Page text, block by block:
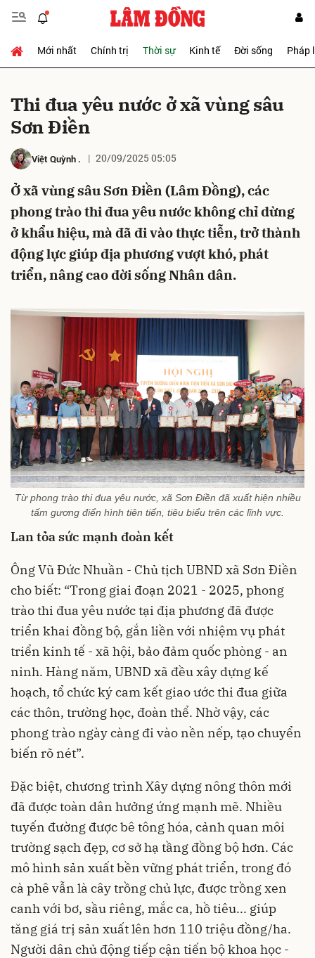
Mới nhất Chính trị Thời sự Kinh tế Đời sống Pháp
Thi đua yêu nước ở xã vùng sâu
Sơn Ðiền
Việt Quỳnh . 20/09/2025 05:05
Ở xã vùng sâu Sơn Điền (Lâm Đồng), các
phong trào thi đua yêu nước không chỉ dừng
ở khẩu hiệu, mà đã đi vào thực tiễn, trở thành
động lực giúp địa phương vượt khó, phát
triển, nâng cao đời sống Nhân dân.
Từ phong trào thi đua yêu nước, xã Sơn Điền đã xuất hiện nhiều
tấm gương điển hình tiên tiến, tiêu biểu trên các lĩnh vực.
Lan tỏa sức mạnh đoàn kết
Ông Vũ Đức Nhuần - Chủ tịch UBND xã Sơn Điền
cho biết: “Trong giai đoạn 2021 - 2025, phong
trào thi đua yêu nước tại địa phương đã được
triển khai đồng bộ, gắn liền với nhiệm vụ phát
triển kinh tế - xã hội, bảo đảm quốc phòng - an
ninh. Hàng năm, UBND xã đều xây dựng kế
hoạch, tổ chức ký cam kết giao ước thi đua giữa
các thôn, trường học, đoàn thể. Nhờ vậy, các
phong trào ngày càng đi vào nền nếp, tạo chuyển
biến rõ nét”.
Đặc biệt, chương trình Xây dựng nông thôn mới
đã được toàn dân hưởng ứng mạnh mẽ. Nhiều
tuyến đường được bê tông hóa, cảnh quan môi
trường sạch đẹp, cơ sở hạ tầng đồng bộ hơn. Các
mô hình sản xuất bền vững phát triển, trong đó
cà phê vẫn là cây trồng chủ lực, được trồng xen
canh với bơ, sầu riêng, mắc ca, hồ tiêu... giúp
tăng giá trị sản xuất lên hơn 110 triệu đồng/ha.
Người dân chủ động tiếp cận tiến bộ khoa học -
Gửi bình luận
Hủy Gửi